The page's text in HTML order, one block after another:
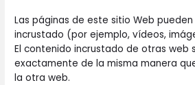
Las páginas de este sitio Web
incrustado (por ejemplo, vídeos,
El contenido incrustado de otras web
exactamente de la misma manera
la otra web.